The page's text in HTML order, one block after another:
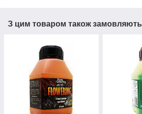
З цим товаром також замовляють